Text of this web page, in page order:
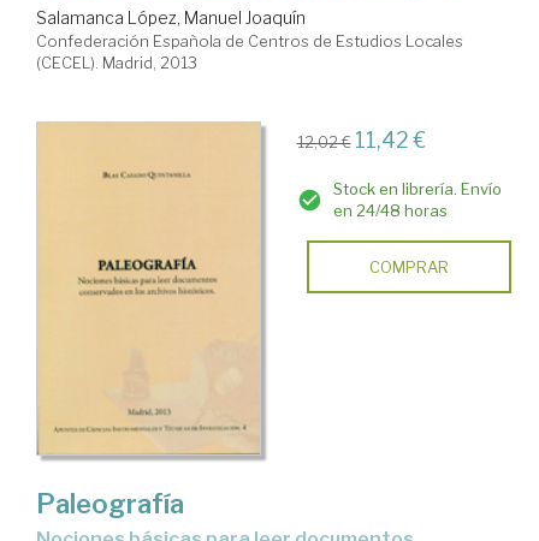
Salamanca López, Manuel Joaquín
Confederación Española de Centros de Estudios Locales
(CECEL). Madrid, 2013
12,02 € 11,42 €
Stock en librería. Envío
en 24/48 horas
COMPRAR
Paleografía